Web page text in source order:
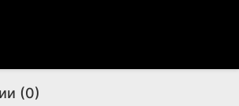
(0)